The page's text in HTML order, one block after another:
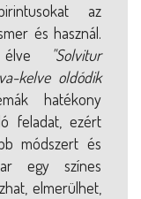
az
és használ.
élve
"Solvitur
kelve oldódik
hatékony
feladat, ezért
módszert és
egy színes
elmerülhet,